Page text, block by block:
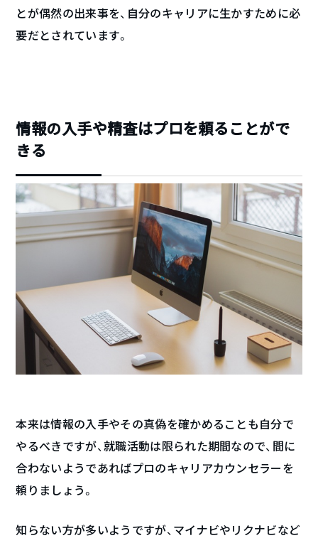
とが偶然の出来事を、自分のキャリアに生かすために必
要だとされています。
情報の入手や精査はプロを頼ることがで
きる
本来は情報の入手やその真偽を確かめることも自分で
やるべきですが、就職活動は限られた期間なので、間に
合わないようであればプロのキャリアカウンセラーを
頼りましょう。
知らない方が多いようですが、マイナビやリクナビなど